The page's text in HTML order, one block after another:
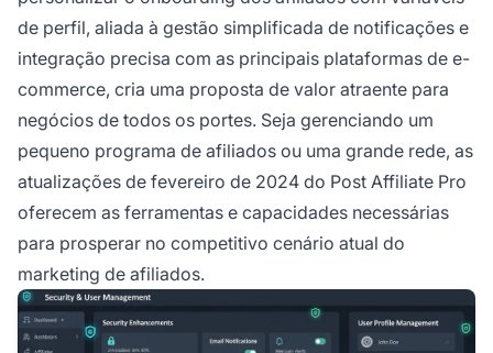
de perfil, aliada à gestão simplificada de notificações e
integração precisa com as principais plataformas de e-
commerce, cria uma proposta de valor atraente para
negócios de todos os portes. Seja gerenciando um
pequeno programa de afiliados ou uma grande rede, as
atualizações de fevereiro de 2024 do Post Affiliate Pro
oferecem as ferramentas e capacidades necessárias
para prosperar no competitivo cenário atual do
marketing de afiliados.